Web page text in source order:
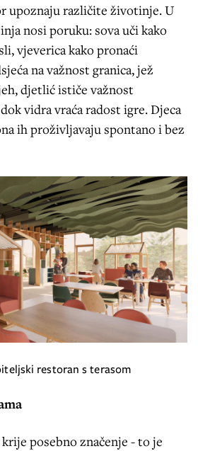
upoznaju različite životinje. U
nosi poruku: sova uči kako
vjeverica kako pronaći
na važnost granica, jež
djetlić ističe važnost
vidra vraća radost igre. Djeca
ih proživljavaju spontano i bez
restoran s terasom
posebno značenje - to je